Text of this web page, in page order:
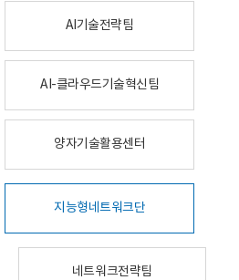
AI기술전략팀
AI-클라우드기술혁신팀
양자기술활용센터
지능형네트워크단
네트워크전략팀